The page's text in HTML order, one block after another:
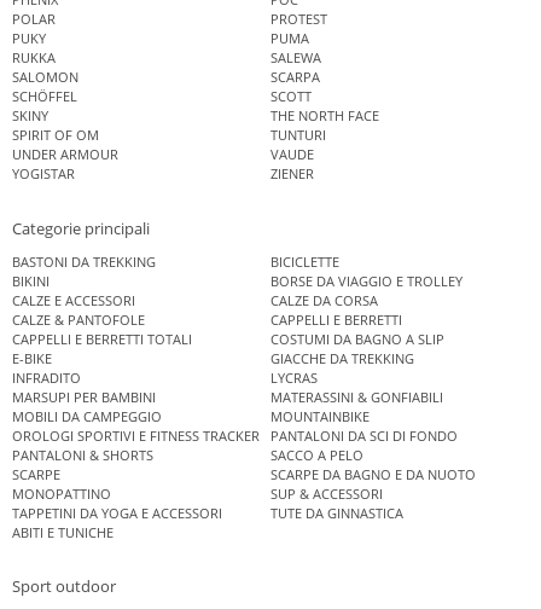
POLAR
PROTEST
PUKY
PUMA
RUKKA
SALEWA
SALOMON
SCARPA
SCHÖFFEL
SCOTT
SKINY
THE NORTH FACE
SPIRIT OF OM
TUNTURI
UNDER ARMOUR
VAUDE
YOGISTAR
ZIENER
Categorie principali
BASTONI DA TREKKING
BICICLETTE
BIKINI
BORSE DA VIAGGIO E TROLLEY
CALZE E ACCESSORI
CALZE DA CORSA
CALZE & PANTOFOLE
CAPPELLI E BERRETTI
CAPPELLI E BERRETTI TOTALI
COSTUMI DA BAGNO A SLIP
E-BIKE
GIACCHE DA TREKKING
INFRADITO
LYCRAS
MARSUPI PER BAMBINI
MATERASSINI & GONFIABILI
MOBILI DA CAMPEGGIO
MOUNTAINBIKE
OROLOGI SPORTIVI E FITNESS TRACKER
PANTALONI DA SCI DI FONDO
PANTALONI & SHORTS
SACCO A PELO
SCARPE
SCARPE DA BAGNO E DA NUOTO
MONOPATTINO
SUP & ACCESSORI
TAPPETINI DA YOGA E ACCESSORI
TUTE DA GINNASTICA
ABITI E TUNICHE
Sport outdoor